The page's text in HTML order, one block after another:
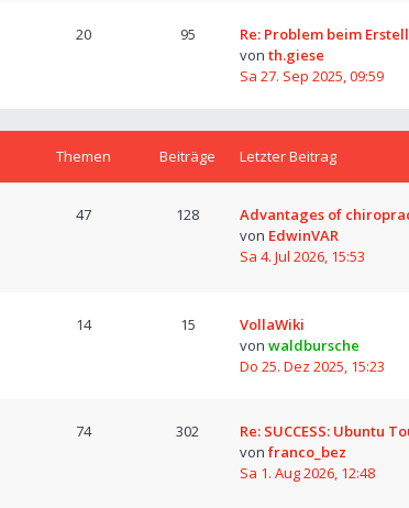
20 95
Re: Problem beim
von th.giese
Sa 27. Sep 2025, 09:59
Themen Beiträge Letzter Beitrag
47 128
Advantages of
von EdwinVAR
Sa 4. Jul 2026, 15:53
14 15
VollaWiki
von waldbursche
Do 25. Dez 2025, 15:23
74 302
Re: SUCCESS: Ubuntu
von franco_bez
Sa 1. Aug 2026, 12:48